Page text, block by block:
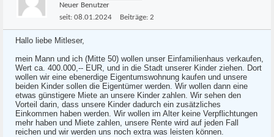
Neuer Benutzer
seit: 08.01.2024 Beiträge: 2
Hallo liebe Mitleser,
mein Mann und ich (Mitte 50) wollen unser Einfamilienhaus verkaufen,
Wert ca. 400.000,-- EUR, und in die Stadt unserer Kinder ziehen. Dort
wollen wir eine ebenerdige Eigentumswohnung kaufen und unsere
beiden Kinder sollen die Eigentümer werden. Wir wollen dann eine
etwas günstigere Miete an unsere Kinder zahlen. Wir sehen den
Vorteil darin, dass unsere Kinder dadurch ein zusätzliches
Einkommen haben werden. Wir wollen im Alter keine Verpflichtungen
mehr haben und Miete zahlen, unsere Rente wird auf jeden Fall
reichen und wir werden uns noch extra was leisten können.